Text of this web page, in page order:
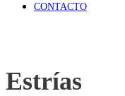
CONTACTO
Estrías